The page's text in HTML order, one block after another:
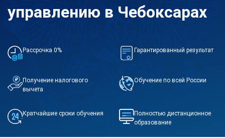
управлению в Чебоксарах
Рассрочка 0% Гарантированный результат
Получение налогового
вычета
Обучение по всей России
Кратчайшие сроки обучения
Полностью дистанционное
образование